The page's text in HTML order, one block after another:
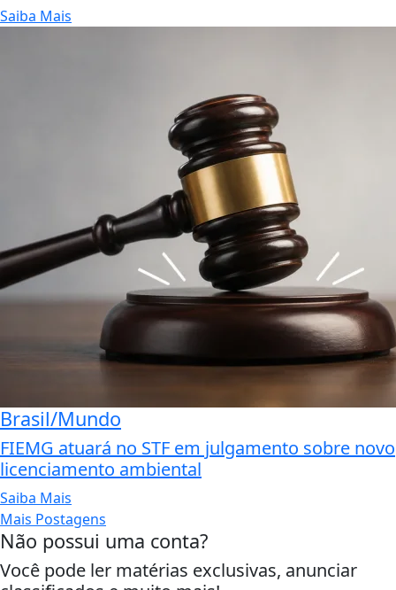
Saiba Mais
Brasil/Mundo
FIEMG atuará no STF em julgamento sobre novo
licenciamento ambiental
Saiba Mais
Mais Postagens
Não possui uma conta?
Você pode ler matérias exclusivas, anunciar